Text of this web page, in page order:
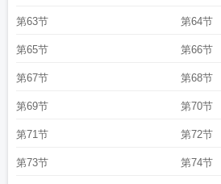
第63节 第64节
第65节 第66节
第67节 第68节
第69节 第70节
第71节 第72节
第73节 第74节